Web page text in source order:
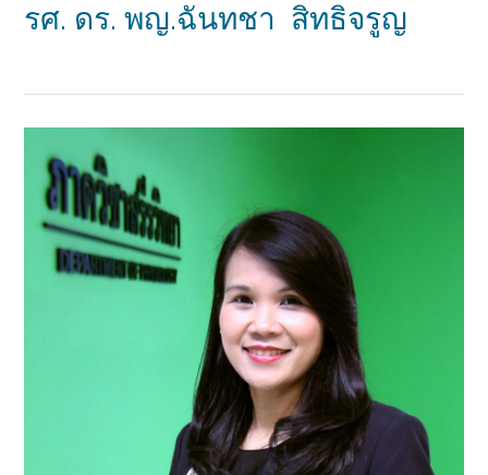
รศ. ดร. พญ.ฉันทชา สิทธิจรูญ